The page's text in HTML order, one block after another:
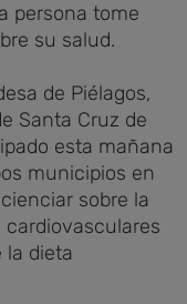
persona tome
su salud.
de Piélagos,
Santa Cruz de
esta mañana
municipios en
sobre la
la dieta